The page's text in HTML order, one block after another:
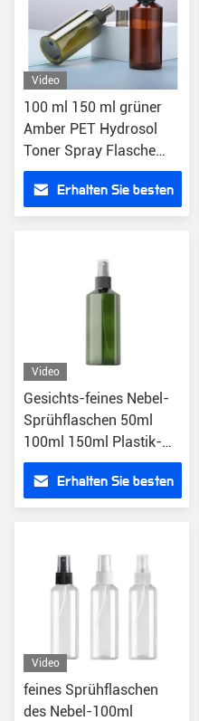
Video
100 ml 150 ml grüner
Amber PET Hydrosol
Toner Spray Flasche
Kosmetische
Verpackung
Erhalten Sie besten
Video
Gesichts-feines Nebel-
Sprühflaschen 50ml
100ml 150ml Plastik-
HAUSTIER kosmetische
FlascheErhalten Sie besten
Video
feines Sprühflaschen
des Nebel-100ml